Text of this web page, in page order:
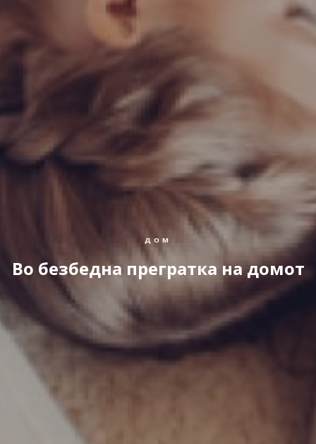
ДОМ
Во безбедна прегратка на домот